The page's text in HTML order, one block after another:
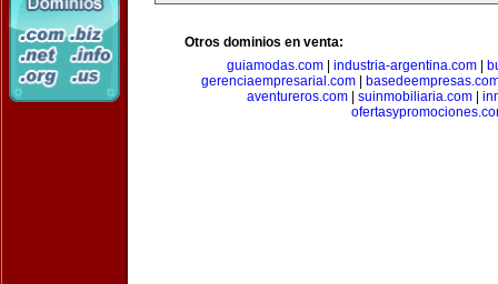
Otros dominios en venta:
guiamodas.com| industria-argentina.com|
gerenciaempresarial.com|
aventureros.com| suinmobiliaria.com|